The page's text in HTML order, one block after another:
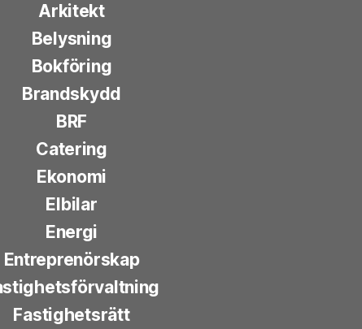
Arkitekt
Belysning
Bokföring
Brandskydd
BRF
Catering
Ekonomi
Elbilar
Energi
Entreprenörskap
Fastighetsrätt